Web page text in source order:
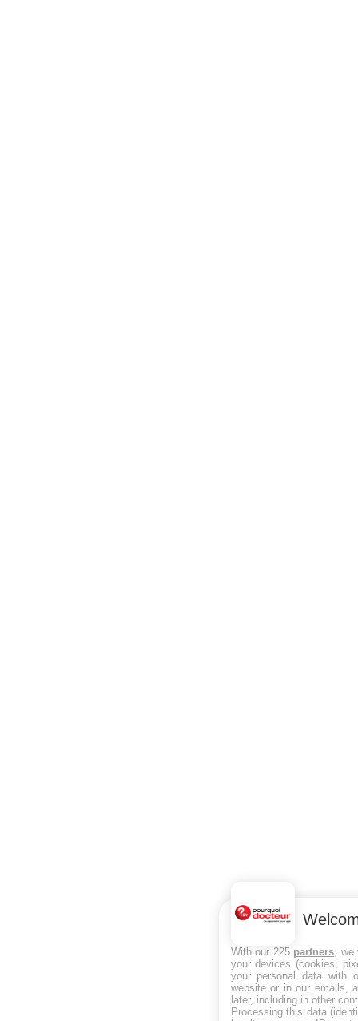
With our 225 partners ,
your devices (cookies,
your personal data with
website or in our emails,
later, including in other
Processing this data